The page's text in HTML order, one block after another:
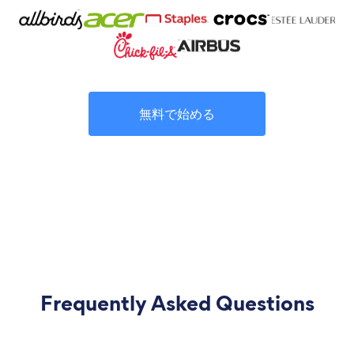
無料で始める
Frequently Asked Questions